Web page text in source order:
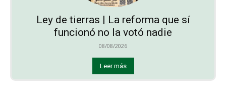
Ley de tierras | La reforma que sí
funcionó no la votó nadie
08/08/2026
Leer más